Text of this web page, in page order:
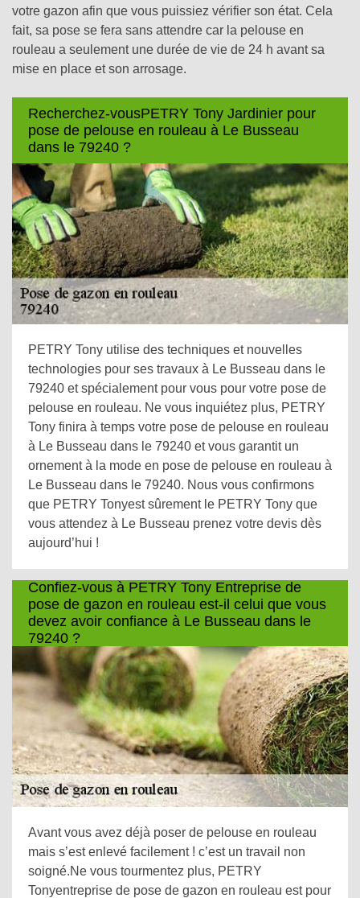
votre gazon afin que vous puissiez vérifier son état. Cela
fait, sa pose se fera sans attendre car la pelouse en
rouleau a seulement une durée de vie de 24 h avant sa
mise en place et son arrosage.
Recherchez-vousPETRY Tony Jardinier pour
pose de pelouse en rouleau à Le Busseau
dans le 79240 ?
PETRY Tony utilise des techniques et nouvelles
technologies pour ses travaux à Le Busseau dans le
79240 et spécialement pour vous pour votre pose de
pelouse en rouleau. Ne vous inquiétez plus, PETRY
Tony finira à temps votre pose de pelouse en rouleau
à Le Busseau dans le 79240 et vous garantit un
ornement à la mode en pose de pelouse en rouleau à
Le Busseau dans le 79240. Nous vous confirmons
que PETRY Tonyest sûrement le PETRY Tony que
vous attendez à Le Busseau prenez votre devis dès
aujourd’hui !
Confiez-vous à PETRY Tony Entreprise de
pose de gazon en rouleau est-il celui que vous
devez avoir confiance à Le Busseau dans le
79240 ?
Avant vous avez déjà poser de pelouse en rouleau
mais s’est enlevé facilement ! c’est un travail non
soigné.Ne vous tourmentez plus, PETRY
Tonyentreprise de pose de gazon en rouleau est pour